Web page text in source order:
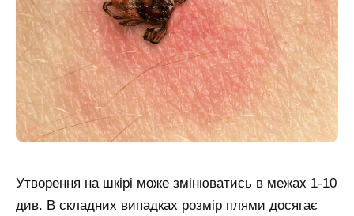
Утворення на шкірі може змінюватись в межах 1-10
див. В складних випадках розмір плями досягає